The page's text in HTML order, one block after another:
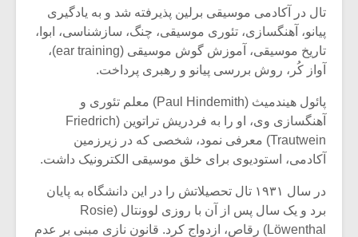
تال در آکادمی موسیقی برلین پذیرفته شد و به یادگیری
پیانو، آهنگسازی، تئوری موسیقی، چنگ، سازشناسی، ابوا،
تاریخ موسیقی، آموزش گوش موسیقی (ear training)،
آواز کُر، روش بررسی پیانو و رهبری پرداخت.
پائول هیندمیث (Paul Hindemith) معلم تئوری و
آهنگسازی وی، او را به فردریش تراتوین (Friedrich
Trautwein) معرفی نمود، شخصی که در زیرزمین
آکادمی، استودیوی برای خلق موسیقی الکترونیک داشت.
در سال ۱۹۳۱ تال تحصیلاتش را در این دانشگاه به پایان
برد و یک سال پس از آن با روزی لوونتال (Rosie
Löwenthal) رقاص، ازدواج کرد. قانون نازی مبنی بر عدم